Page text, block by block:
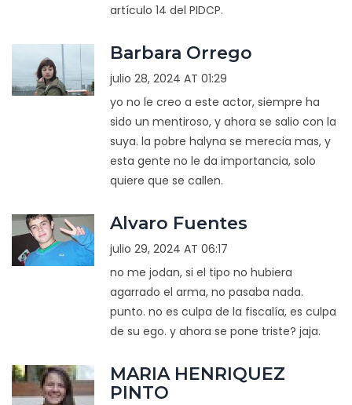
artículo 14 del PIDCP.
Barbara Orrego
julio 28, 2024 AT 01:29
yo no le creo a este actor, siempre ha
sido un mentiroso, y ahora se salio con la
suya. la pobre halyna se merecia mas, y
esta gente no le da importancia, solo
quiere que se callen.
Alvaro Fuentes
julio 29, 2024 AT 06:17
no me jodan, si el tipo no hubiera
agarrado el arma, no pasaba nada.
punto. no es culpa de la fiscalía, es culpa
de su ego. y ahora se pone triste? jaja.
MARIA HENRIQUEZ
PINTO